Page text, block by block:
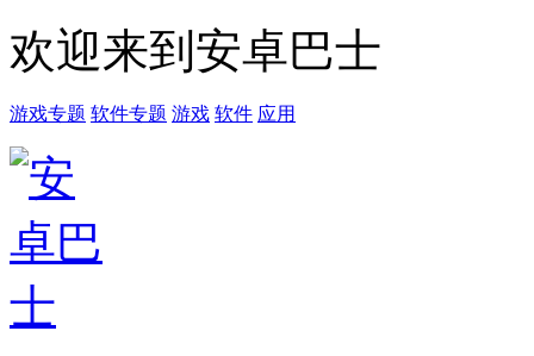
欢迎来到安卓巴士
游戏专题 软件专题 游戏 软件 应用